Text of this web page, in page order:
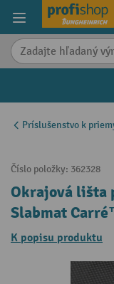
content
Príslušenstvo k
Číslo položky: 362328
Okrajová lišta
Slabmat
K popisu produktu